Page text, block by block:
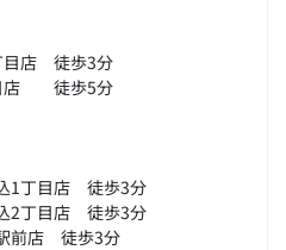
目店 徒歩3分
目店 徒歩5分
1丁目店 徒歩3分
2丁目店 徒歩3分
前店 徒歩3分